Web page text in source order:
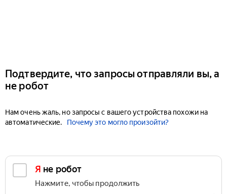
Подтвердите, что запросы отправляли вы, а
не робот
Нам очень жаль, но запросы с вашего устройства похожи на
автоматические.
Почему это могло произойти?
Я не робот
Нажмите, чтобы продолжить